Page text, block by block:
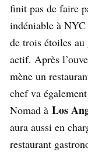
finit pas de faire
indéniable à NYC
de trois étoiles
actif. Après
mène un
chef va
Nomad à Los
aura aussi en
restaurant